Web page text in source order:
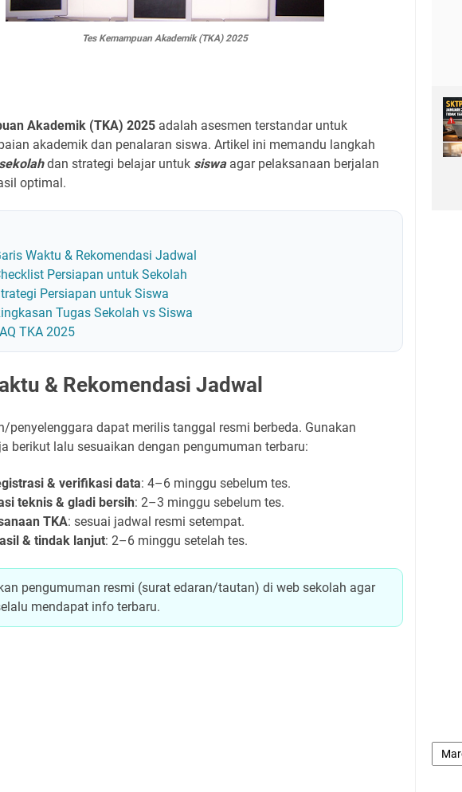
Tes Kemampuan Akademik (TKA) 2025
Akademik (TKA) 2025 adalah asesmen terstandar untuk
akademik dan penalaran siswa. Artikel ini memandu langkah
sekolahdan strategi belajar untuk siswaagar pelaksanaan berjalan
optimal.
Waktu & Rekomendasi Jadwal
Persiapan untuk Sekolah
Persiapan untuk Siswa
Tugas Sekolah vs Siswa
TKA 2025
& Rekomendasi Jadwal
penyelenggara dapat merilis tanggal resmi berbeda. Gunakan
berikut lalu sesuaikan dengan pengumuman terbaru:
& verifikasi data: 4–6 minggu sebelum tes.
teknis & gladi bersih: 2–3 minggu sebelum tes.
TKA: sesuai jadwal resmi setempat.
& tindak lanjut: 2–6 minggu setelah tes.
pengumuman resmi (surat edaran/tautan) di web sekolah agar
mendapat info terbaru.